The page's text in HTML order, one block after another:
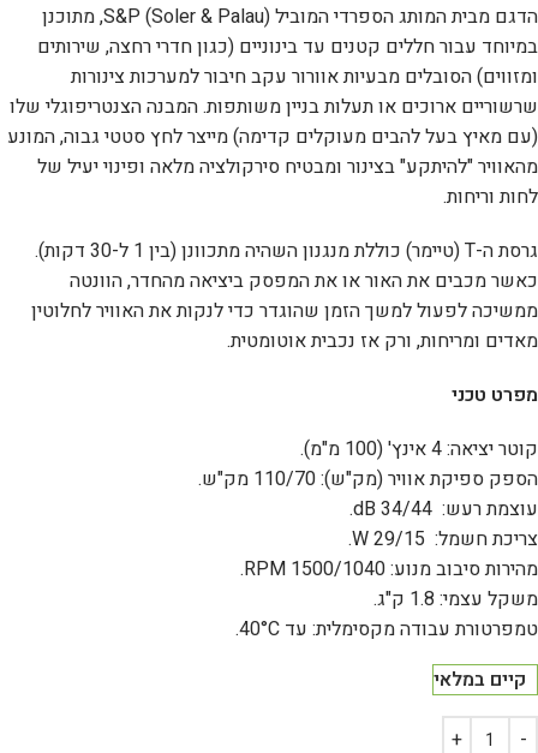
הדגם מבית המותג הספרדי המוביל S&P (Soler & Palau), מתוכנן
במיוחד עבור חללים קטנים עד בינוניים (כגון חדרי רחצה, שירותים
ומזווים) הסובלים מבעיות אוורור עקב חיבור למערכות צינורות
שרשוריים ארוכים או תעלות בניין משותפות. המבנה הצנטריפוגלי שלו
(עם מאיץ בעל להבים מעוקלים קדימה) מייצר לחץ סטטי גבוה, המונע
מהאוויר "להיתקע" בצינור ומבטיח סירקולציה מלאה ופינוי יעיל של
לחות וריחות.
גרסת ה-T (טיימר) כוללת מנגנון השהיה מתכוונן (בין 1 ל-30 דקות).
כאשר מכבים את האור או את המפסק ביציאה מהחדר, הוונטה
ממשיכה לפעול למשך הזמן שהוגדר כדי לנקות את האוויר לחלוטין
מאדים ומריחות, ורק אז נכבית אוטומטית.
מפרט טכני
קוטר יציאה: 4 אינץ' (100 מ"מ).
הספק ספיקת אוויר (מק"ש): 110/70 מק"ש.
עוצמת רעש: 34/44 dB.
צריכת חשמל: 29/15 W.
מהירות סיבוב מנוע: 1500/1040 RPM.
משקל עצמי: 1.8 ק"ג.
טמפרטורת עבודה מקסימלית: עד 40°C.
קיים במלאי